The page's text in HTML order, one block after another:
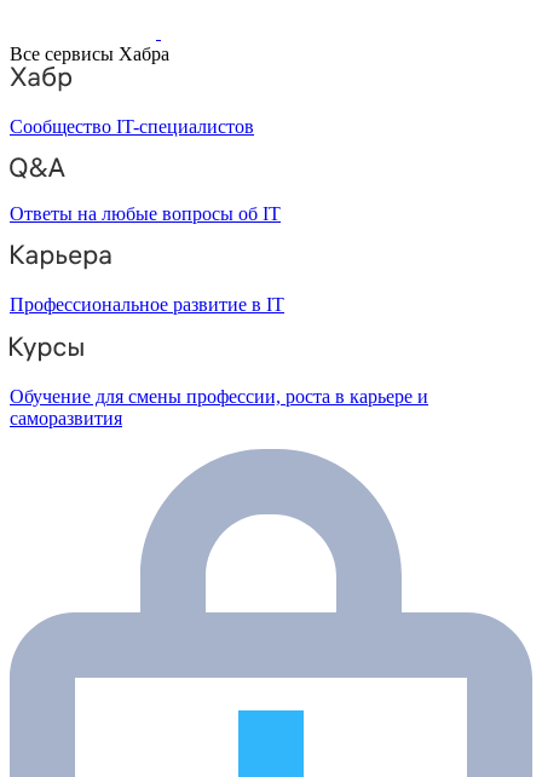
Все сервисы Хабра
Сообщество IT-специалистов
Ответы на любые вопросы об IT
Профессиональное развитие в IT
Обучение для смены профессии, роста в карьере и
саморазвития